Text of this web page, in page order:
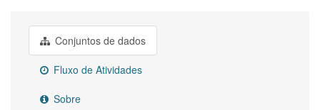
Conjuntos de dados
Fluxo de Atividades
Sobre